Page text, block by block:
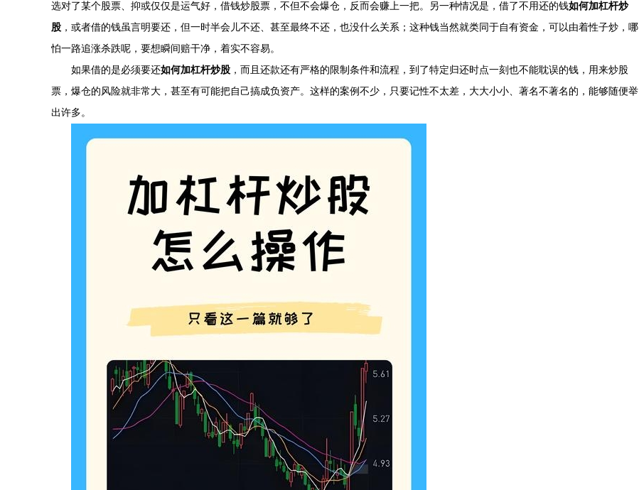
选对了某个股票、抑或仅仅是运气好，借钱炒股票，不但不会爆仓，反而会赚上一把。另一种情况是，借了不用还的钱如何加杠杆炒
股 ，或者借的钱虽言明要还，但一时半会儿不还、甚至最终不还，也没什么关系；这种钱当然就类同于自有资金，可以由着性子炒，哪
怕一路追涨杀跌呢，要想瞬间赔干净，着实不容易。
如果借的是必须要还如何加杠杆炒股 ，而且还款还有严格的限制条件和流程，到了特定归还时点一刻也不能耽误的钱，用来炒股
票，爆仓的风险就非常大，甚至有可能把自己搞成负资产。这样的案例不少，只要记性不太差，大大小小、著名不著名的，能够随便举
出许多。